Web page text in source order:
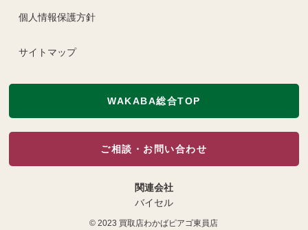
個人情報保護方針
サイトマップ
WAKABA総合TOP
ご相談・お問い合わせ
関連会社
バイセル
© 2023 買取店わかばピアゴ東員店